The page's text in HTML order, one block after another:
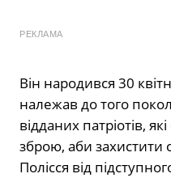
РЕКЛАМА
Він народився 30
належав до того
відданих патріотів,
зброю, аби захистити
Полісся від